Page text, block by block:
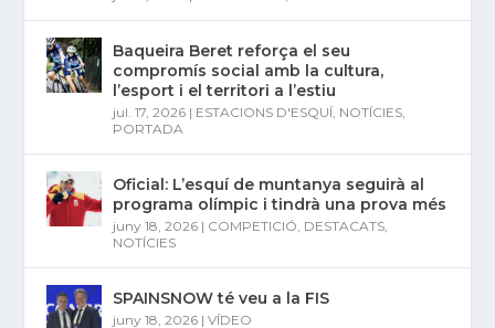
Baqueira Beret reforça el seu
compromís social amb la cultura,
l’esport i el territori a l’estiu
jul. 17, 2026 | ESTACIONS D'ESQUÍ NOTÍCIES
PORTADA
Oficial: L’esquí de muntanya seguirà al
programa olímpic i tindrà una prova més
juny 18, 2026 | COMPETICIÓ DESTACATS
NOTÍCIES
SPAINSNOW té veu a la FIS
juny 18, 2026 |VÍDEO